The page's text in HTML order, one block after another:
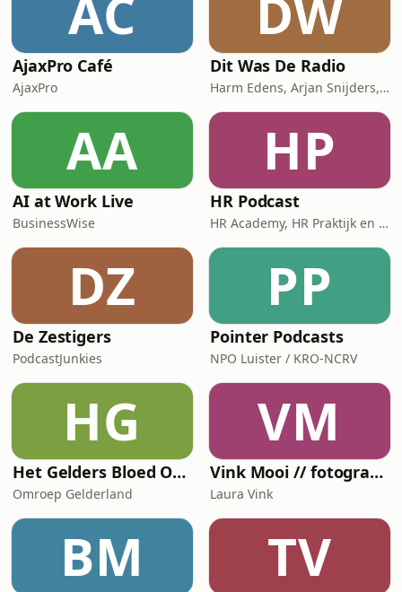
AC
AjaxPro Café
AjaxPro
DW
Dit Was De Radio
Harm Edens, Arjan Snijders, Ron Vergouwen
AA
AI at Work Live
BusinessWise
HP
HR Podcast
HR Academy, HR Praktijk en CHRO
DZ
De Zestigers
PodcastJunkies
PP
Pointer Podcasts
NPO Luister / KRO-NCRV
HG
Het Gelders Bloed Orkest
Omroep Gelderland
VM
Vink Mooi // fotografiepodcast die verder gaat dan het kader
Laura Vink
BM TV